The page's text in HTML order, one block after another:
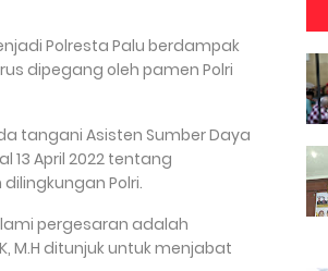
Polresta Palu berdampak
dipegang oleh pamen Polri
tangani Asisten Sumber Daya
13 April 2022 tentang
Polri.
pergesaran adalah
M.H ditunjuk untuk menjabat